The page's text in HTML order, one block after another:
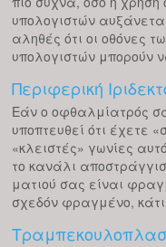
υπολογιστών
αληθές ότι οι οθόνες
υπολογιστών μπορούν
Περιφερική
Εάν ο οφθαλμίατρός
υποπτευθεί ότι έχετε
«κλειστές» γωνίες
το κανάλι
ματιού σας είναι
σχεδόν φραγμένο, κάτι